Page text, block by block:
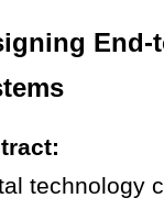
End-
technology